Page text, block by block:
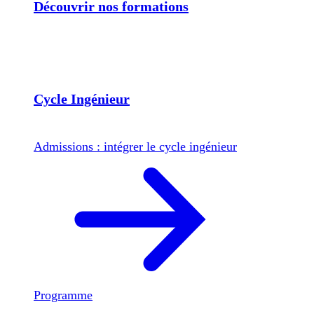
Découvrir nos formations
Cycle Ingénieur
Admissions : intégrer le cycle ingénieur
Programme